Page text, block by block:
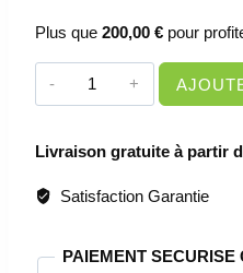
Plus que 200,00 € pour
quantité
de
DES
-
DE
Livraison gratuite à partir
Satisfaction Garantie
PAIEMENT SECURISE